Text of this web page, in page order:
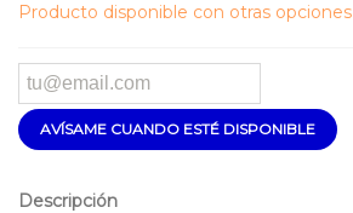
Producto disponible con otras opciones
AVÍSAME CUANDO ESTÉ DISPONIBLE
Descripción